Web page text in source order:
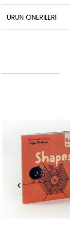
ÜRÜN ÖNERILERI